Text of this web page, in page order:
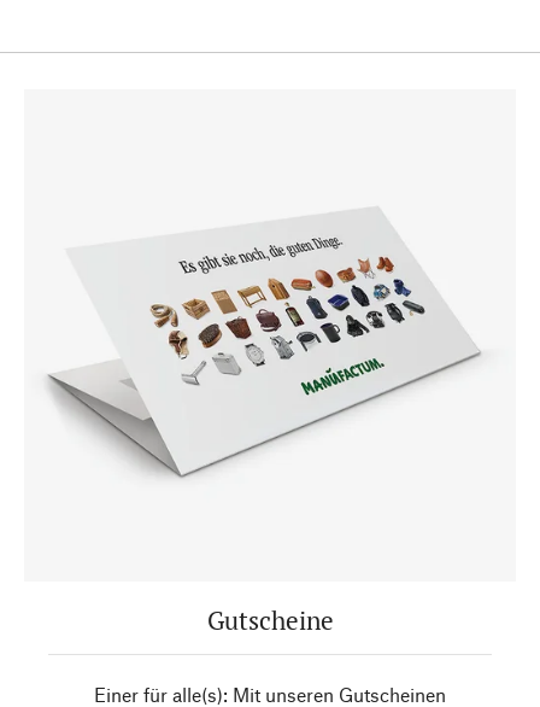
Gutscheine
Einer für alle(s): Mit unseren Gutscheinen